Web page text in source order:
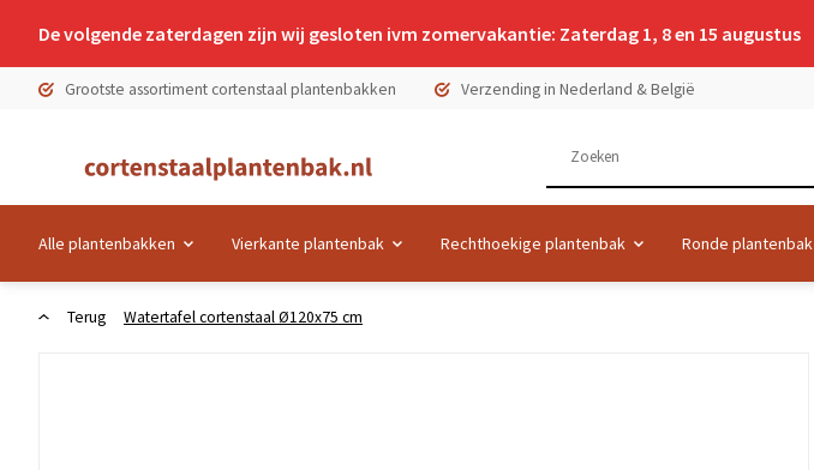
De volgende zaterdagen zijn wij gesloten ivm zomervakantie: Zaterdag 1, 8 en 15 augustus
Grootste assortiment cortenstaal plantenbakken Verzending in Nederland & België
Alle plantenbakken Vierkante plantenbak Rechthoekige plantenbak Ronde plantenbak
Terug Watertafel cortenstaal Ø120x75 cm